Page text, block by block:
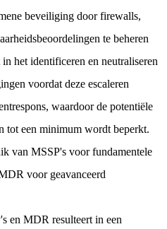
beveiliging door firewalls,
te beheren
het identificeren en neutraliseren
voordat deze escaleren
waardoor de potentiële
tot een minimum wordt beperkt.
van MSSP's voor fundamentele
voor geavanceerd
en MDR resulteert in een